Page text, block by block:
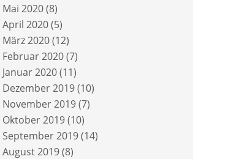
Mai 2020(8)
April 2020(5)
März 2020(12)
Februar 2020(7)
Januar 2020(11)
Dezember 2019(10)
November 2019(7)
Oktober 2019(10)
September 2019(14)
August 2019(8)